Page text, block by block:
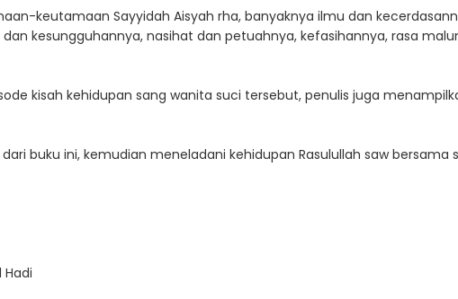
keutamaan Sayyidah Aisyah rha, banyaknya ilmu dan
kesungguhannya, nasihat dan petuahnya, kefasihannya, rasa
kisah kehidupan sang wanita suci tersebut, penulis juga
buku ini, kemudian meneladani kehidupan Rasulullah saw bersama
Hadi